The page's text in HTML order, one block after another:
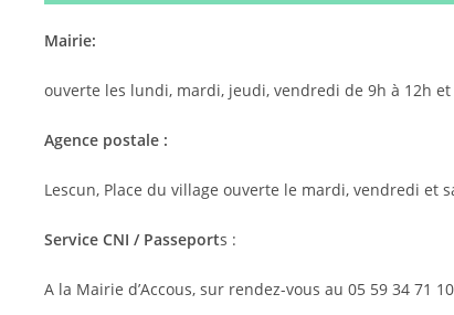
Mairie:
ouverte les lundi, mardi, jeudi, vendredi de 9h à 12h et
Agence postale :
Lescun, Place du village ouverte le mardi, vendredi
Service CNI / Passeports :
A la Mairie d’Accous, sur rendez-vous au 05 59 34 71 10